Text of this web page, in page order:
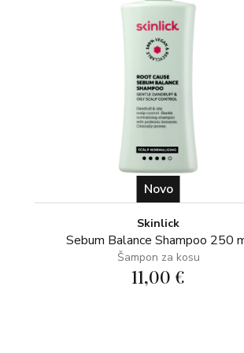
Novo
Skinlick
Sebum Balance Shampoo 250
Šampon za kosu
11,00 €